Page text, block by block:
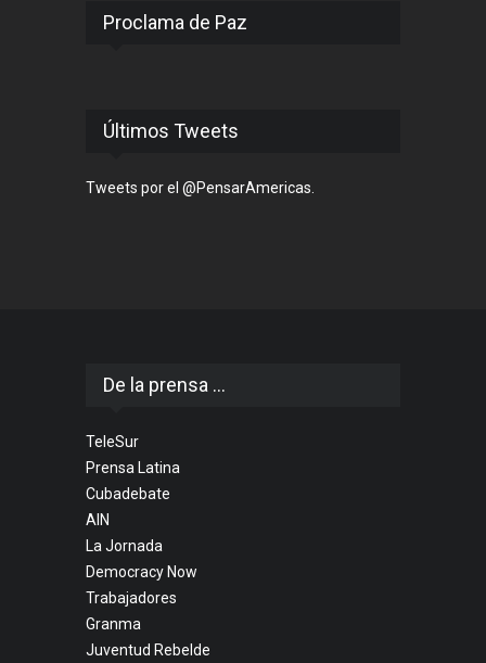
Proclama de Paz
Últimos Tweets
Tweets por el @PensarAmericas.
De la prensa ...
TeleSur
Prensa Latina
Cubadebate
AIN
La Jornada
Democracy Now
Trabajadores
Granma
Juventud Rebelde